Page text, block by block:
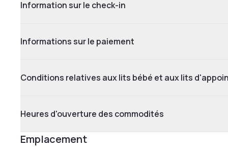
Information sur le check-in
Informations sur le paiement
Conditions relatives aux lits bébé et aux lits
Heures d'ouverture des commodités
Emplacement